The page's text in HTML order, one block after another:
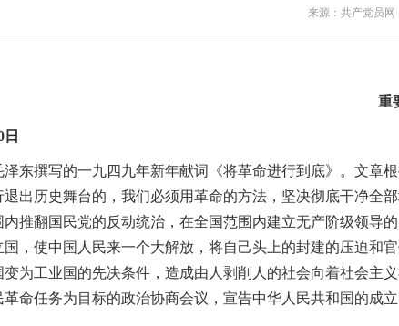
来源：共产党员
重
撰写的一九四九年新年献词《将革命进行到底》。文章
出历史舞台的，我们必须用革命的方法，坚决彻底干净全
内推翻国民党的反动统治，在全国范围内建立无产阶级领导
，使中国人民来一个大解放，将自己头上的封建的压迫和
为工业国的先决条件，造成由人剥削人的社会向着社会主
命任务为目标的政治协商会议，宣告中华人民共和国的成